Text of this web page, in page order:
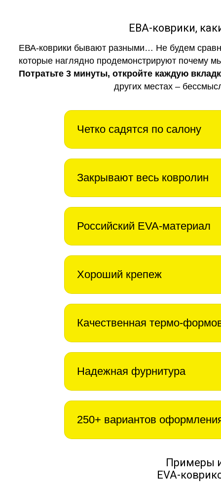
ЕВА-коврики,
ЕВА-коврики бывают разными… Не будем
которые наглядно продемонстрируют почему
Потратьте 3 минуты, откройте каждую
других местах –
Четко садятся по салону
Закрывают весь ковролин
Российский EVA-материал
Хороший крепеж
Качественная термо-
Надежная фурнитура
250+ вариантов
Примеры
EVA-